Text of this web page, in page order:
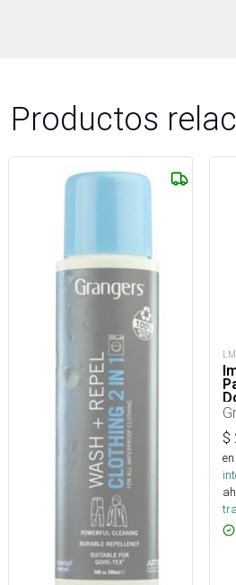
Productos
$
en